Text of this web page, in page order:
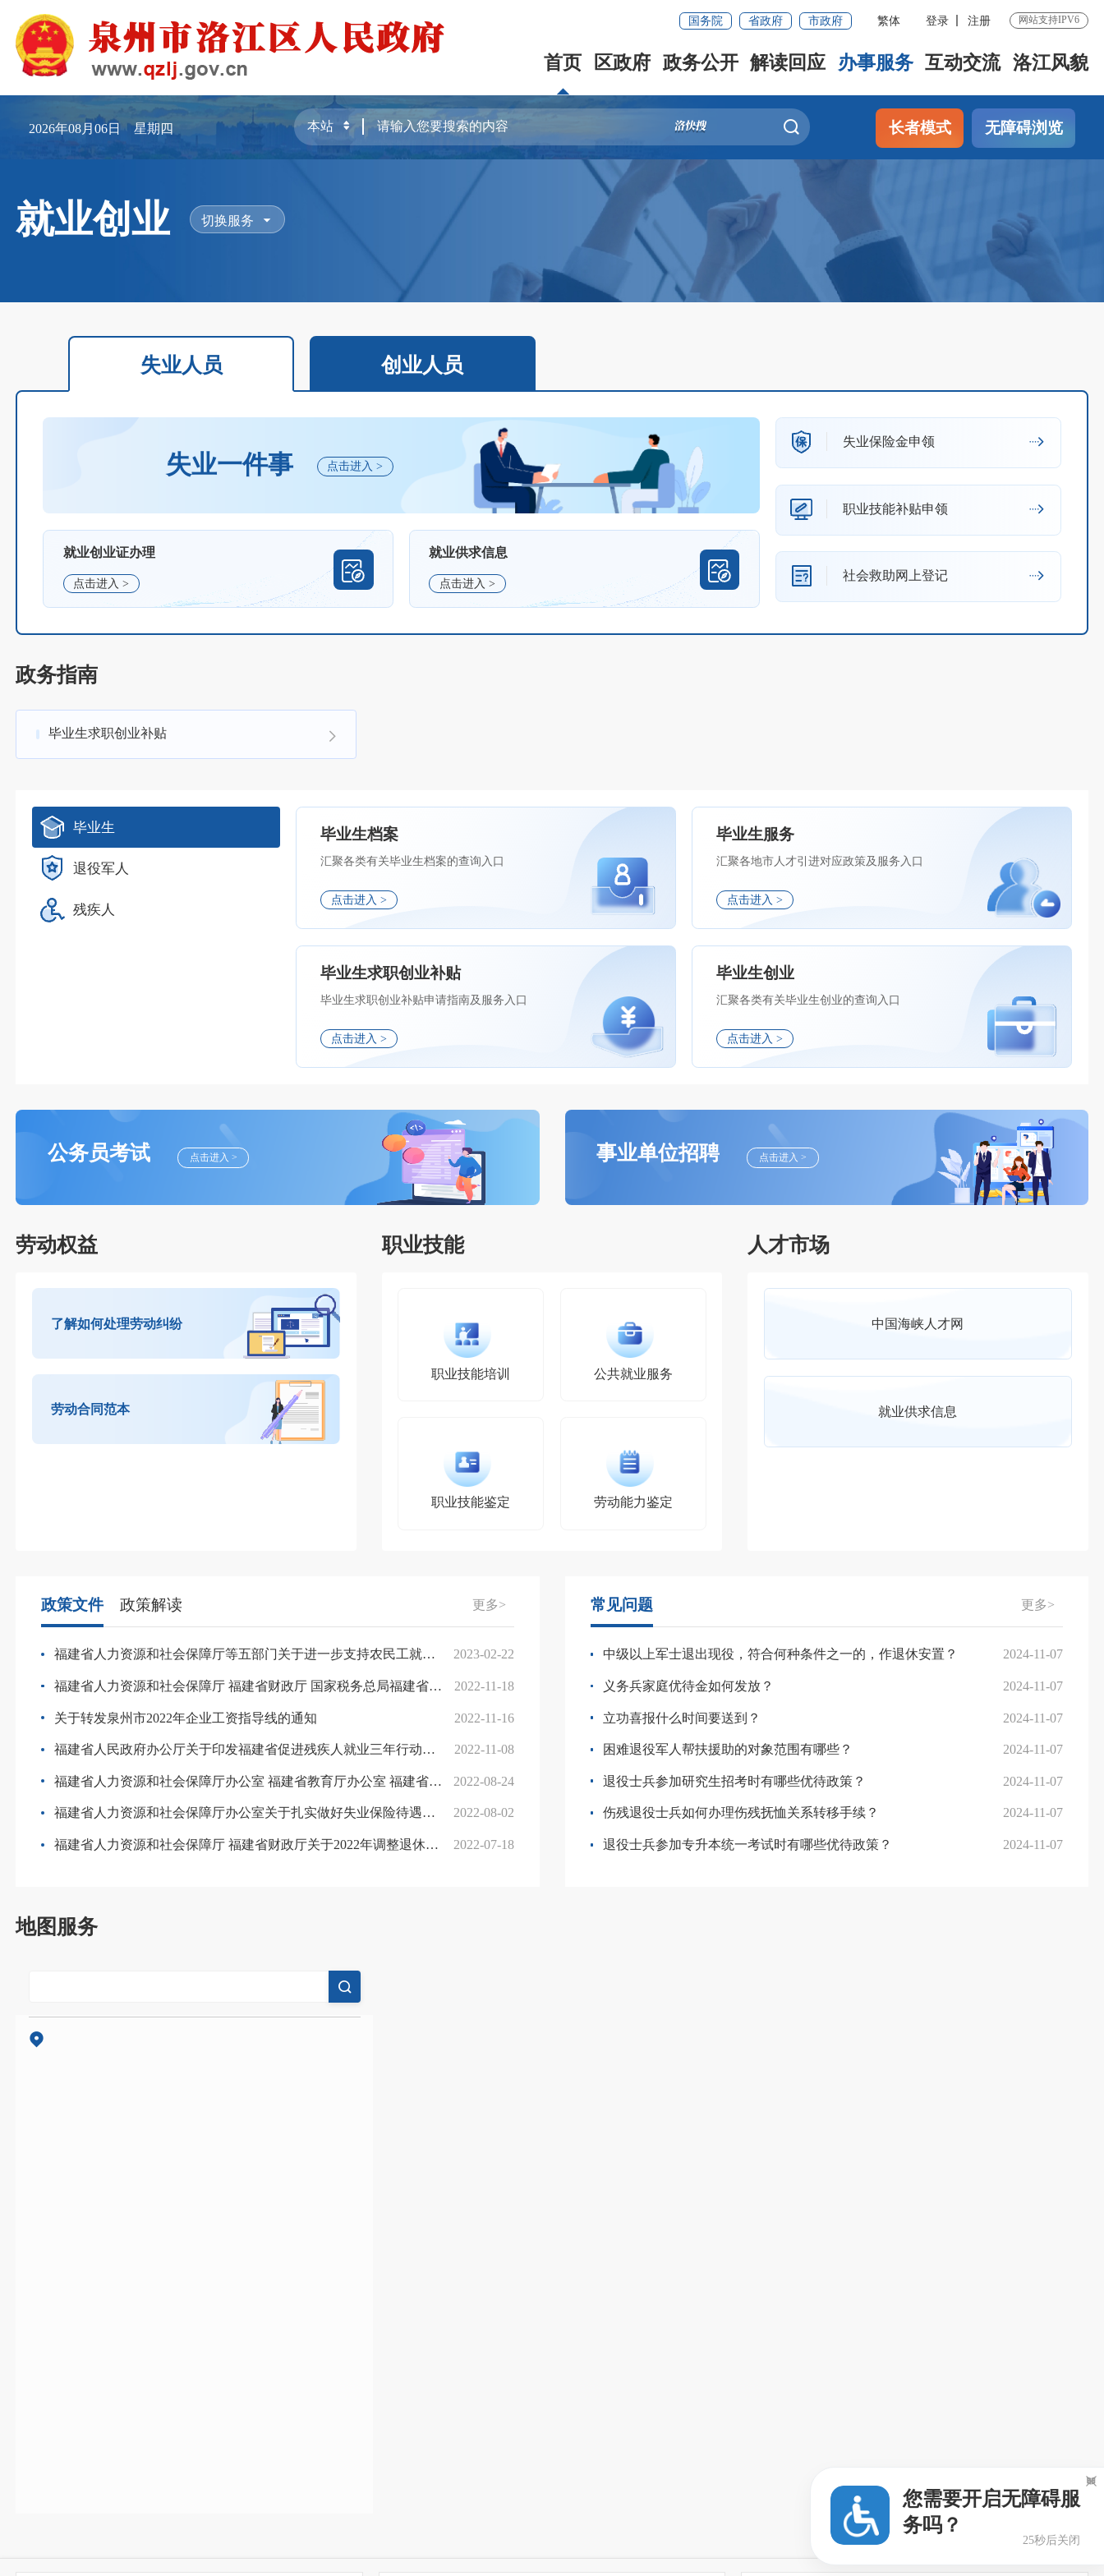
国务院 省政府 市政府 繁体 登录 注册 网站支持IPV6
首页 区政府 政务公开 解读回应 办事服务 互动交流 洛江风貌
2026年08月06日 星期四 长者模式 无障碍浏览
就业创业 切换服务
失业人员 创业人员
失业一件事 点击进入 >
就业创业证办理
点击进入 >
就业供求信息
点击进入 >
失业保险金申领
职业技能补贴申领
社会救助网上登记
政务指南
毕业生求职创业补贴
毕业生
退役军人
残疾人
毕业生档案
汇聚各类有关毕业生档案的查询入口
点击进入 >
毕业生服务
汇聚各地市人才引进对应政策及服务入口
点击进入 >
毕业生求职创业补贴
毕业生求职创业补贴申请指南及服务入口
点击进入 >
毕业生创业
汇聚各类有关毕业生创业的查询入口
点击进入 >
公务员考试 点击进入 > 事业单位招聘 点击进入 >
劳动权益
了解如何处理劳动纠纷
劳动合同范本
职业技能
职业技能培训 公共就业服务
职业技能鉴定 劳动能力鉴定
人才市场
中国海峡人才网
就业供求信息
政策文件 政策解读 更多>
2023-02-22
福建省人力资源和社会保障厅等五部门关于进一步支持农民工就业创业工作的实施意见
2022-11-18
福建省人力资源和社会保障厅 福建省财政厅 国家税务总局福建省税务局印发《福建省失业保险基金省级统筹实施方案》的通知
2022-11-16
关于转发泉州市2022年企业工资指导线的通知
2022-11-08
福建省人民政府办公厅关于印发福建省促进残疾人就业三年行动实施方案（2022—2024年）的通知
2022-08-24
福建省人力资源和社会保障厅办公室 福建省教育厅办公室 福建省财政厅办公室转发人力资源社会保障部办公厅 教育部办公厅财政部办公厅关于加快落实一次性扩岗补助政策有关工作的通知
2022-08-02
福建省人力资源和社会保障厅办公室关于扎实做好失业保险待遇发放工作的通知
2022-07-18
福建省人力资源和社会保障厅 福建省财政厅关于2022年调整退休人员基本养老金的通知
常见问题 更多>
2024-11-07
中级以上军士退出现役，符合何种条件之一的，作退休安置？
2024-11-07
义务兵家庭优待金如何发放？
2024-11-07
立功喜报什么时间要送到？
2024-11-07
困难退役军人帮扶援助的对象范围有哪些？
2024-11-07
退役士兵参加研究生招考时有哪些优待政策？
2024-11-07
伤残退役士兵如何办理伤残抚恤关系转移手续？
2024-11-07
退役士兵参加专升本统一考试时有哪些优待政策？
地图服务
您需要开启无障碍服
务吗？
24秒后关闭
